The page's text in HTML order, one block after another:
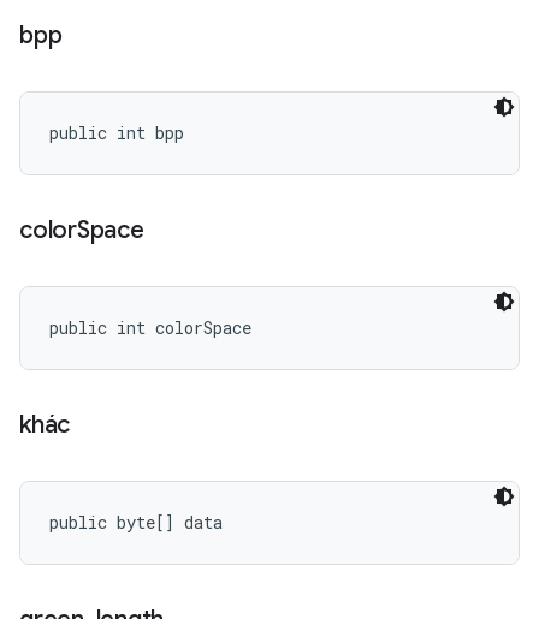
bpp
public int bpp
colorSpace
public int colorSpace
khác
public byte[] data